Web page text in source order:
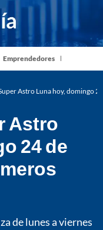
Emprendedores
Astro Luna hoy, domingo
Astro
24 de
de lunes a viernes